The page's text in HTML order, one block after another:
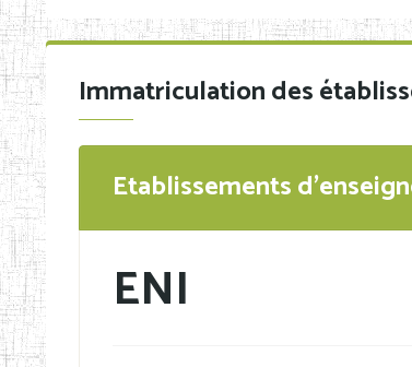
Immatriculation des
Etablissements
ENI